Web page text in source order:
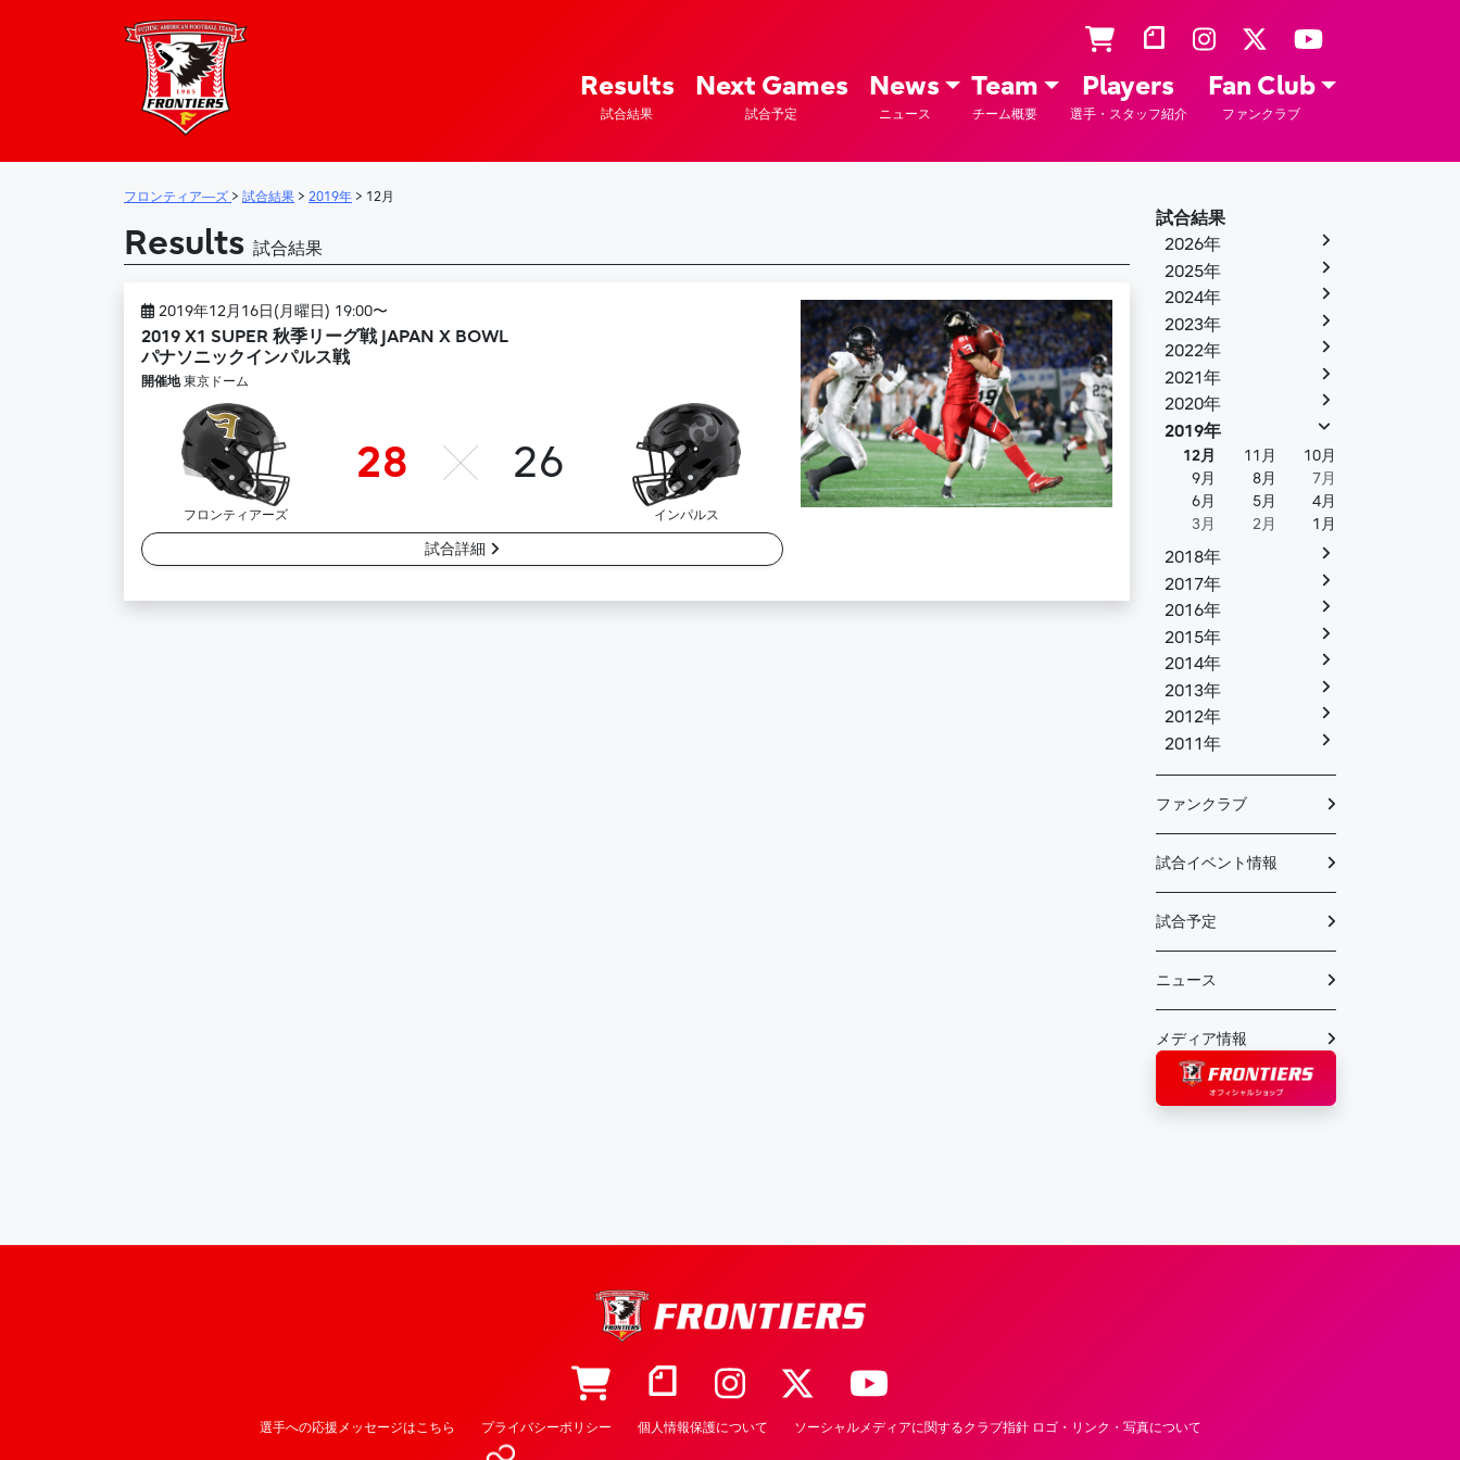
メインナビゲーション
Results
試合結果
Next Games
試合予定
News
ニュース
Team
チーム概要
Players
選手・スタッフ紹介
Fan Club
ファンクラブ
フロンティア―ズ > 試合結果 > 2019年 > 12月
Results 試合結果
2019年12月16日(月曜日) 19:00〜
2019 X1 SUPER 秋季リーグ戦 JAPAN X BOWL
パナソニックインパルス戦
開催地東京ドーム
フロンティアーズ
28 26
インパルス
試合詳細
試合結果
2026年
2025年
2024年
2023年
2022年
2021年
2020年
2019年
12月 11月
10月
9月
8月
7月
6月
5月
4月
3月
2月 1月
2018年
2017年
2016年
2015年
2014年
2013年
2012年
2011年
ファンクラブ
試合イベント情報
試合予定
ニュース
メディア情報
選手への応援メッセージはこちら プライバシーポリシー 個人情報保護について ソーシャルメディアに関するクラブ指針 ロゴ・リンク・写真について